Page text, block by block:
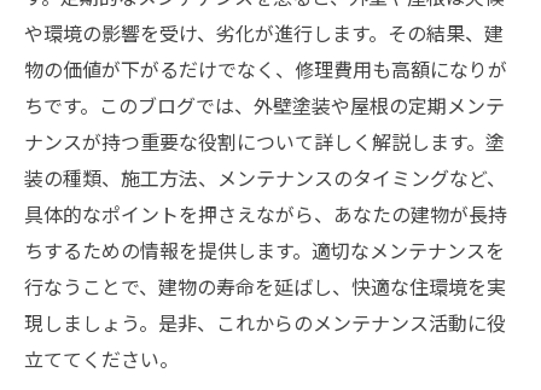
や環境の影響を受け、劣化が進行します。その結果、建
物の価値が下がるだけでなく、修理費用も高額になりが
ちです。このブログでは、外壁塗装や屋根の定期メンテ
ナンスが持つ重要な役割について詳しく解説します。塗
装の種類、施工方法、メンテナンスのタイミングなど、
具体的なポイントを押さえながら、あなたの建物が長持
ちするための情報を提供します。適切なメンテナンスを
行なうことで、建物の寿命を延ばし、快適な住環境を実
現しましょう。是非、これからのメンテナンス活動に役
立ててください。